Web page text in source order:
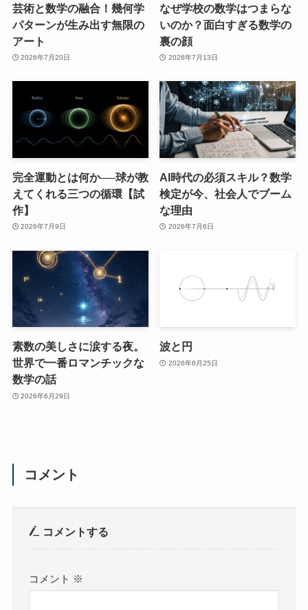
芸術と数学の融合！幾何学
パターンが生み出す無限の
アート
2026年7月20日
なぜ学校の数学はつまらな
いのか？面白すぎる数学の
裏の顔
2026年7月13日
完全運動とは何か──球が教
えてくれる三つの循環【試
作】
2026年7月9日
AI時代の必須スキル？数学
検定が今、社会人でブーム
な理由
2026年7月6日
素数の美しさに涙する夜。
世界で一番ロマンチックな
数学の話
2026年6月29日
波と円
2026年6月25日
コメント
コメントする
コメント ※